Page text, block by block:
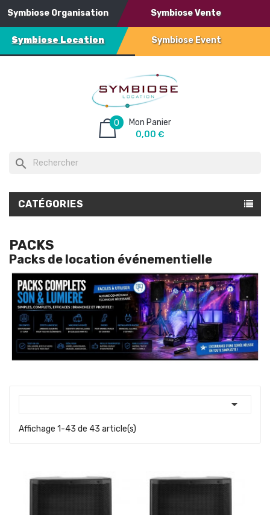
Symbiose Organisation Symbiose Vente
Symbiose Location Symbiose Event
Mon Panier
0
0,00 €
search
CATÉGORIES
PACKS
Packs de location événementielle

Affichage 1-43 de 43 article(s)